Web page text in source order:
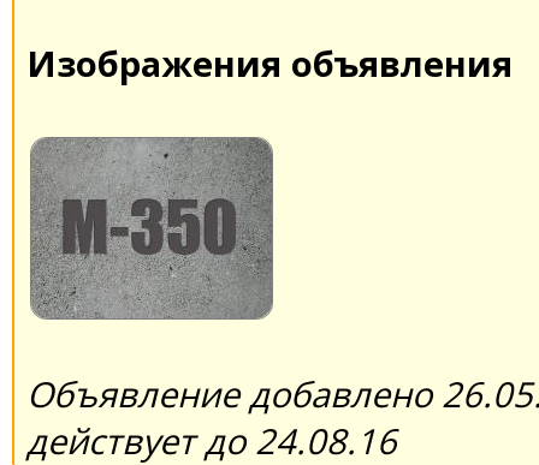
Изображения объявления
Объявление добавлено
действует до 24.08.16